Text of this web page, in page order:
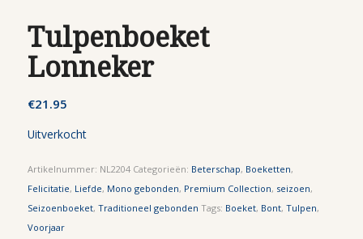
Tulpenboeket
Lonneker
€21.95
Uitverkocht
Artikelnummer: NL2204 Categorieën: Beterschap, Boeketten,
Felicitatie, Liefde, Mono gebonden, Premium Collection, seizoen,
Seizoenboeket, Traditioneel gebonden Tags: Boeket, Bont, Tulpen,
Voorjaar